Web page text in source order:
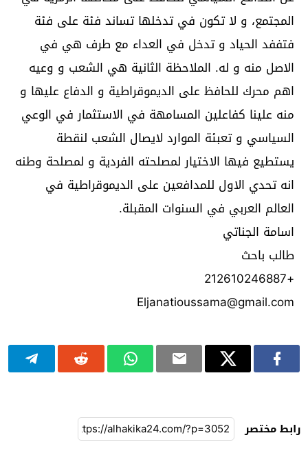
المجتمع، و لا تكون في تدخلها تساند فئة على فئة
فتففد الحياد و تدخل في العداء مع طرف هي في
الاصل منه و له. الملاحظة الثانية هي الشعب و وعيه
اهم محرك للحافظ على الديموقراطية و الدفاع عليها و
منه علينا كفاعلين المسامهة في الاستثمار في الوعي
السياسي و تعبئة الموارد لايصال الشعب لنقطة
يستطيع فيها الاختيار لمصلحته الفردية و لمصلحة وطنه
انه تحدي الاول للمدافعين على الديموقراطية في
العالم العربي في السنوات المقبلة.
اسامة الجناتي
طالب باحث
+212610246887
Eljanatioussama@gmail.com
رابط مختصر